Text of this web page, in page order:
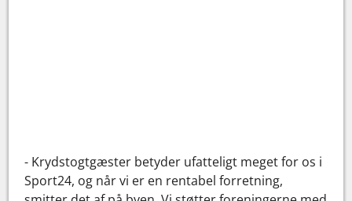
- Krydstogtgæster betyder ufatteligt meget for os i
Sport24, og når vi er en rentabel forretning,